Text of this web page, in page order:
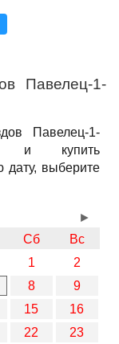
Павелец-1-
Павелец-1-
и купить
дату, выберите
Сб
Вс
1
2
8
9
15
16
22
23
►